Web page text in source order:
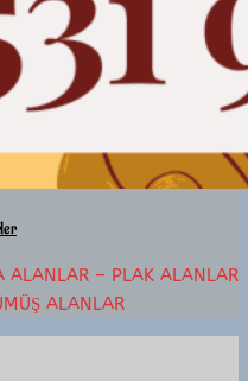
ALANLAR – PLAK ALANLAR
ALANLAR